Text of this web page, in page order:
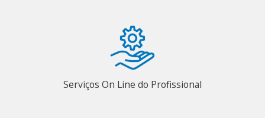
Serviços On Line do Profissional